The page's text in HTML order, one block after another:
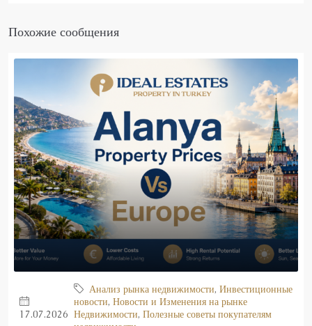
Похожие сообщения
17.07.2026
Анализ рынка недвижимости, Инвестиционные
новости, Новости и Изменения на рынке
Недвижимости, Полезные советы покупателям